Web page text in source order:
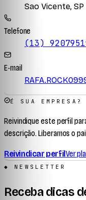
Sao Vicente, SP
Telefone
(13)
E-mail
É SUA EMPRESA?
Reivindique este perfil
descrição. Liberamos o
Reivindicar perfilVer
◆ NEWSLETTER
Receba dicas